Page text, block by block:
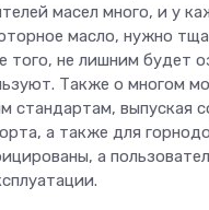
масел много, и у
масло, нужно
того, не лишним будет
Также о многом
стандартам, выпуская
а также для
а